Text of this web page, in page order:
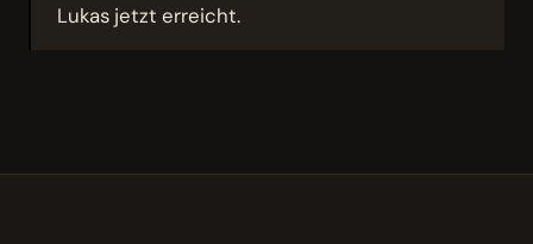
Lukas jetzt erreicht.